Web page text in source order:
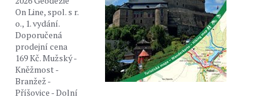
On Line, spol. s r.
o., 1. vydání.
Doporučená
prodejní cena
169 Kč. Mužský -
Kněžmost -
Branžež -
Příšovice - Dolní